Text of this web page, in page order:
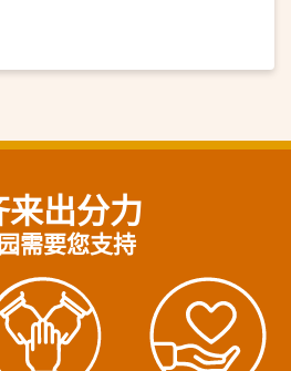
来出分力
需要您支持